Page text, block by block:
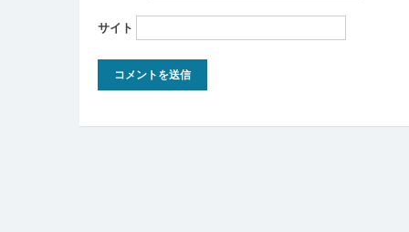
サイト